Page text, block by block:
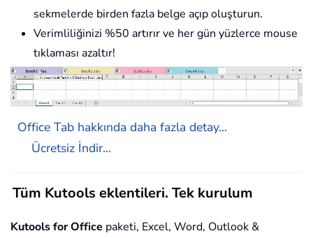
sekmelerde birden fazla belge açıp oluşturun.
Verimliliğinizi %50 artırır ve her gün yüzlerce mouse
tıklaması azaltır!
Office Tab hakkında daha fazla detay...
Ücretsiz İndir...
Tüm Kutools eklentileri. Tek kurulum
Kutools for Office paketi, Excel, Word, Outlook &